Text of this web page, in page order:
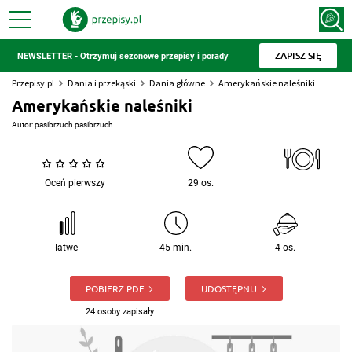
NEWSLETTER - Otrzymuj sezonowe przepisy i porady ZAPISZ SIĘ
Przepisy.pl Dania i przekąski Dania główne Amerykańskie naleśniki
Amerykańskie naleśniki
Autor:pasibrzuch pasibrzuch
Oceń pierwszy 29 os.
łatwe 45 min. 4 os.
POBIERZ PDF
24 osoby zapisały
UDOSTĘPNIJ